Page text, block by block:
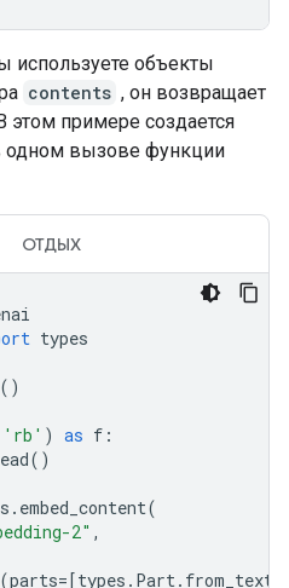
используете объекты
contents , он возвращает
этом примере создается
одном вызове функции
ОТДЫХ
types
()
'rb' ) as f :
()
. embed_content(
2" ,
(parts=[types . Part. from_text